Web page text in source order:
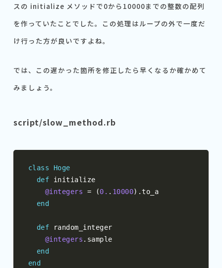
スの initialize メソッドで0から10000までの整数の配列
を作っていたことでした。この処理はループの外で一度だ
け行った方が良いですよね。
では、この遅かった箇所を修正したら早くなるか確かめて
みましょう。
script/slow_method.rb
class
Hoge
def initialize
@integers
= (0. . 10000).to_a
end
def random_integer
@integers . sample
end
end